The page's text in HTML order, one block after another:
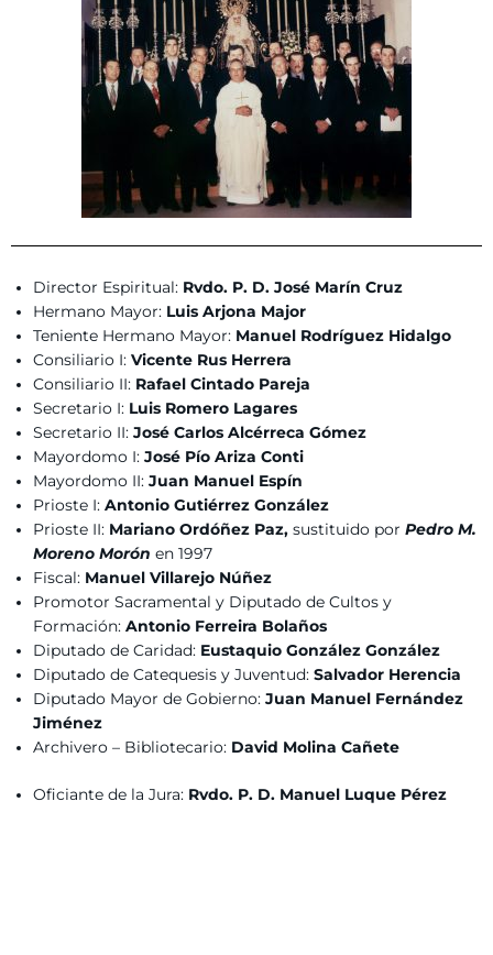
Director Espiritual: Rvdo. P. D. José Marín Cruz
Hermano Mayor: Luis Arjona Major
Teniente Hermano Mayor: Manuel Rodríguez Hidalgo
Consiliario I: Vicente Rus Herrera
Consiliario II: Rafael Cintado Pareja
Secretario I: Luis Romero Lagares
Secretario II: José Carlos Alcérreca Gómez
Mayordomo I: José Pío Ariza Conti
Mayordomo II: Juan Manuel Espín
Prioste I: Antonio Gutiérrez González
Prioste II: Mariano Ordóñez Paz, sustituido por Pedro M.
Moreno Morón en 1997
Fiscal: Manuel Villarejo Núñez
Promotor Sacramental y Diputado de Cultos y
Formación: Antonio Ferreira Bolaños
Diputado de Caridad: Eustaquio González González
Diputado de Catequesis y Juventud: Salvador Herencia
Diputado Mayor de Gobierno: Juan Manuel Fernández
Jiménez
Archivero – Bibliotecario: David Molina Cañete
Oficiante de la Jura: Rvdo. P. D. Manuel Luque Pérez